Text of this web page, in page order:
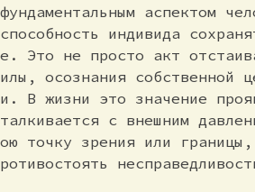
аспектом
индивида
Это не просто акт
осознания собственной
В жизни это значение
с внешним
точку зрения или